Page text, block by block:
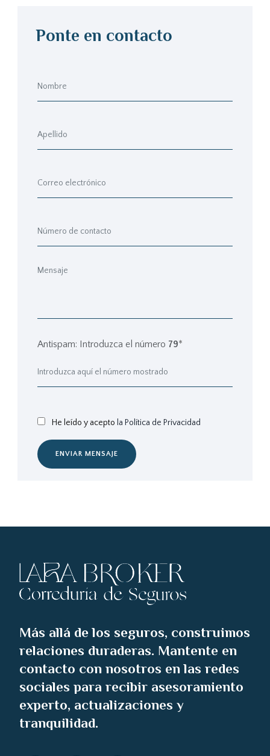
Ponte en contacto
Antispam: Introduzca el número 79*
He leído y acepto la Política de Privacidad
ENVIAR MENSAJE
Más allá de los seguros, construimos
relaciones duraderas. Mantente en
contacto con nosotros en las redes
sociales para recibir asesoramiento
experto, actualizaciones y
tranquilidad.